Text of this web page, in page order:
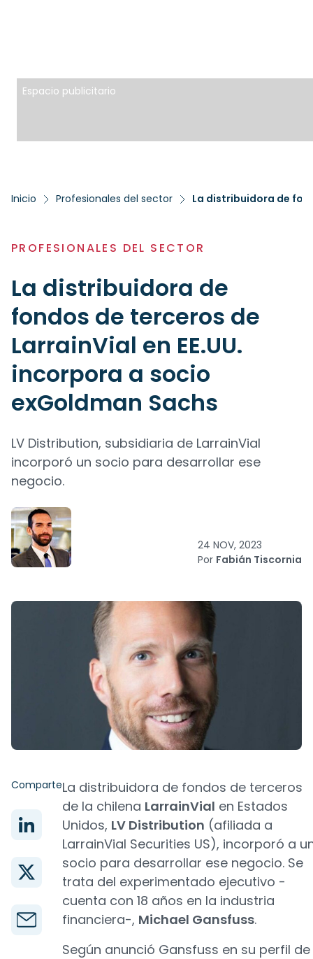
Espacio publicitario
Inicio Profesionales del sector
PROFESIONALES DEL SECTOR
La distribuidora de
fondos de terceros de
LarrainVial en EE.UU.
incorpora a socio
exGoldman Sachs
LV Distribution, subsidiaria de LarrainVial
incorporó un socio para desarrollar ese
negocio.
24 NOV, 2023
Por Fabián Tiscornia
ComparteLa distribuidora de fondos de terceros
de la chilena LarrainVial en Estados
Unidos, LV Distribution (afiliada a
LarrainVial Securities US), incorporó a
socio para desarrollar ese negocio. Se
trata del experimentado ejecutivo -
cuenta con 18 años en la industria
financiera-, Michael Gansfuss.
Según anunció Gansfuss en su perfil de